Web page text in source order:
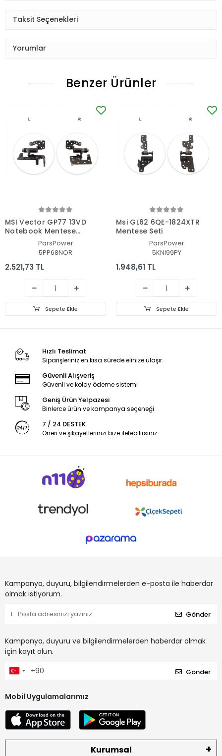
Taksit Seçenekleri
Yorumlar
Benzer Ürünler
MSI Vector GP77 13VD
Notebook Menteşe
ParsPower
5PP68NOR
2.521,73 TL
Sepete Ekle
Msi GL62 6QE-1824XTR
Menteşe Seti
ParsPower
5KNI99PY
1.948,61 TL
Sepete Ekle
Hızlı Teslimat
Siparişleriniz en kısa sürede elinize ulaşır.
Güvenli Alışveriş
Güvenli ve kolay ödeme sistemi
Geniş Ürün Yelpazesi
Binlerce ürün ve kampanya seçeneği
7 / 24 DESTEK
Öneri ve şikayetlerinizi bize iletebilirsiniz.
Kampanya, duyuru, bilgilendirmelerden e-posta ile haberdar
olmak istiyorum.
Gönder
Kampanya, duyuru ve bilgilendirmelerden haberdar olmak
için kayıt olun.
Gönder
Mobil Uygulamalarımız
Kurumsal